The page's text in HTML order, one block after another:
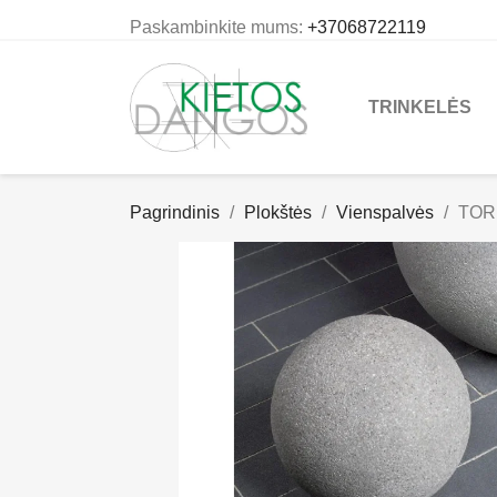
Paskambinkite mums: +37068722119
TRINKELĖS
Pagrindinis Plokštės Vienspalvės